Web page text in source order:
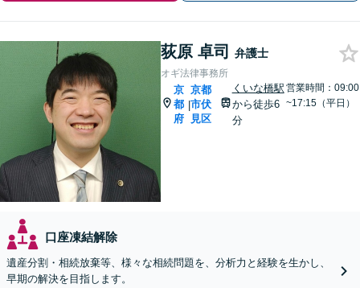
荻原 卓司 弁護士
オギ法律事務所
京
都
府
|
京都
市伏
見区
くいな橋駅
から徒歩6
分
営業時間：09:00
~17:15（平日）
口座凍結解除
遺産分割・相続放棄等、様々な相続問題を、分析力と経験を生かし、
早期の解決を目指します。